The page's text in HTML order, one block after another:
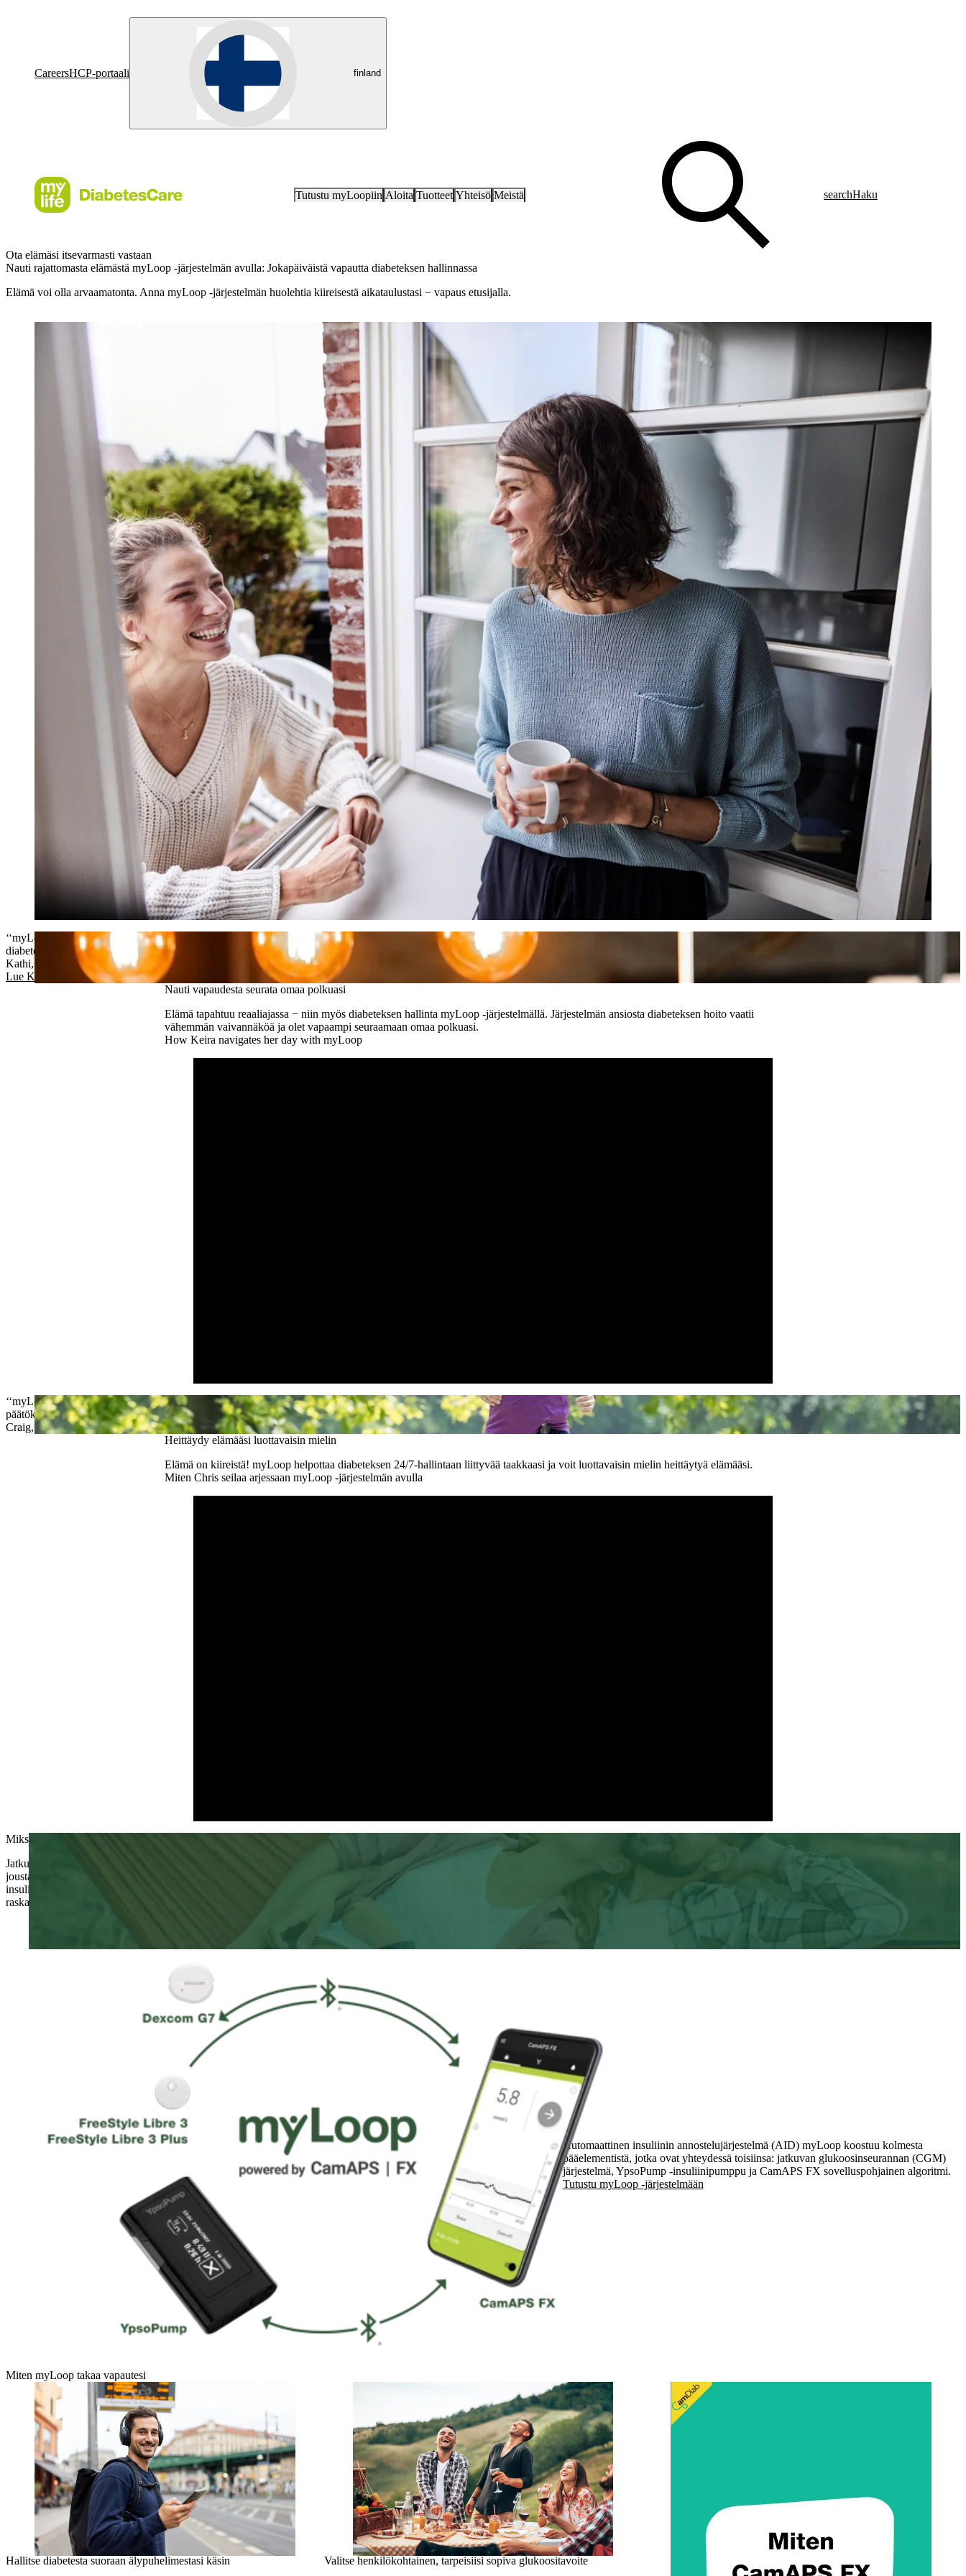
CareersHCP-portaali finland
Tutustu myLoopiin Aloita Tuotteet Yhteisö Meistä searchHaku
Ota elämäsi itsevarmasti vastaan
Nauti rajattomasta elämästä myLoop -järjestelmän avulla: Jokapäiväistä vapautta diabeteksen hallinnassa
Elämä voi olla arvaamatonta. Anna myLoop -järjestelmän huolehtia kiireisestä aikataulustasi − vapaus etusijalla.
‘‘myLoop -järjestelmän ansiosta voin keskittyä elämässäni tärkeisiin asioihin ja luottaa siihen, että
diabetekseni hallinta toimii sujuvasti.’’
Kathi, diabetes-diagnoosi 21 vuoden iässä
Lue Kathien tarina
Nauti vapaudesta seurata omaa polkuasi
Elämä tapahtuu reaaliajassa − niin myös diabeteksen hallinta myLoop -järjestelmällä. Järjestelmän ansiosta diabeteksen hoito vaatii
vähemmän vaivannäköä ja olet vapaampi seuraamaan omaa polkuasi.
How Keira navigates her day with myLoop
‘‘myLoop poistaa valtavasti henkisiä paineita tekemällä puolestani tuhansia diabetekseen liittyviä
päätöksiä joka päivä ilman, että minun tarvitsee jatkuvasti miettiä niitä.’’
Craig, diabetes-diagnoosi 31 vuoden iässä
Heittäydy elämääsi luottavaisin mielin
Elämä on kiireistä! myLoop helpottaa diabeteksen 24/7-hallintaan liittyvää taakkaasi ja voit luottavaisin mielin heittäytyä elämääsi.
Miten Chris seilaa arjessaan myLoop -järjestelmän avulla
Miksi aikuiset rakastavat myLoop -järjestelmää
Jatkuva insuliinin säätäminen reaaliaikaisten glukoositietojen perusteella mahdollistaa suuremman
joustavuuden vastata haasteisiin missä ja milloin tahansa. Lisäksi CamAPS FX on ainoa automaattisen
insuliinin annostelun algoritmi, jonka teho on osoitettu kliinisesti ja joka on hyväksytty käyttöön
raskauden aikana.
Automaattinen insuliinin annostelujärjestelmä (AID) myLoop koostuu kolmesta
pääelementistä, jotka ovat yhteydessä toisiinsa: jatkuvan glukoosinseurannan (CGM)
järjestelmä, YpsoPump -insuliinipumppu ja CamAPS FX sovelluspohjainen algoritmi.
Tutustu myLoop -järjestelmään
Miten myLoop takaa vapautesi
Hallitse diabetesta suoraan älypuhelimestasi käsin Valitse henkilökohtainen, tarpeisiisi sopiva glukoositavoite